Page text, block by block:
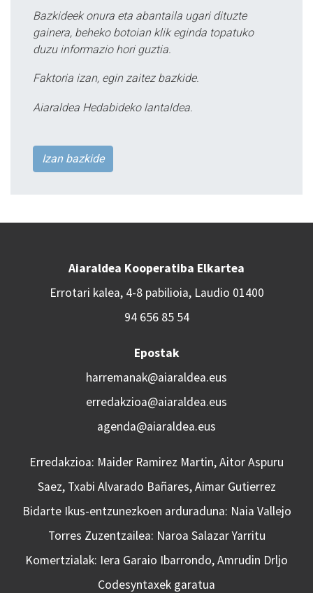
Bazkideek onura eta abantaila ugari dituzte
gainera, beheko botoian klik eginda topatuko
duzu informazio hori guztia.
Faktoria izan, egin zaitez bazkide.
Aiaraldea Hedabideko lantaldea.
Izan bazkide
Aiaraldea Kooperatiba Elkartea
Errotari kalea, 4-8 pabilioia, Laudio 01400
94 656 85 54
Epostak
harremanak@aiaraldea.eus
erredakzioa@aiaraldea.eus
agenda@aiaraldea.eus
Erredakzioa: Maider Ramirez Martin, Aitor Aspuru
Saez, Txabi Alvarado Bañares, Aimar Gutierrez
Bidarte Ikus-entzunezkoen arduraduna: Naia Vallejo
Torres Zuzentzailea: Naroa Salazar Yarritu
Komertzialak: Iera Garaio Ibarrondo, Amrudin Drljo
Codesyntaxek garatua